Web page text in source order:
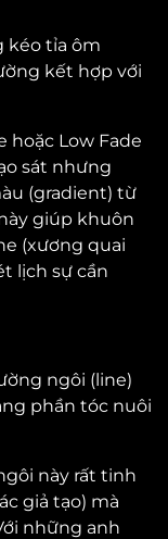
kéo tỉa ôm
kết hợp với
hoặc Low Fade
sát nhưng
(gradient) từ
giúp khuôn
(xương quai
lịch sự cần
ngôi (line)
phần tóc nuôi
này rất tinh
giả tạo) mà
những anh